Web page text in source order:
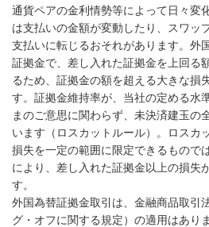
通貨ペアの金利情勢等によって日々変
は支払いの金額が変動したり、スワッ
支払いに転じるおそれがあります。外
証拠金で、差し入れた証拠金を上回る
るため、証拠金の額を超える大きな損
す。証拠金維持率が、当社の定める水
まのご意思に関わらず、未決済建玉の
います（ロスカットルール）。ロスカ
損失を一定の範囲に限定できるもので
により、差し入れた証拠金以上の損失
す。
外国為替証拠金取引は、金融商品取引
グ・オフに関する規定）の適用はあり